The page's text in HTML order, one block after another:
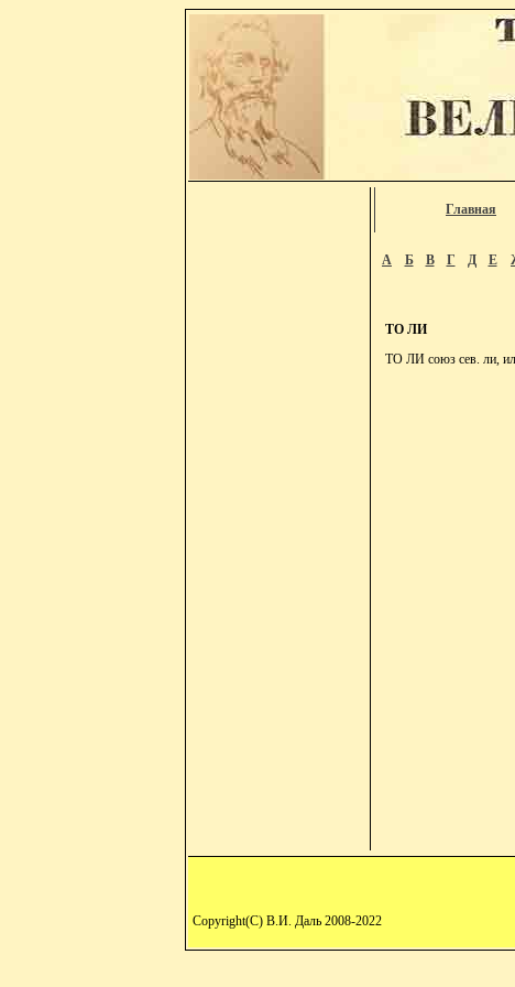
Главная
А Б В Г Д Е
ТО ЛИ
ТО ЛИ союз сев. ли,
Copyright(C) В.И. Даль 2008-2022